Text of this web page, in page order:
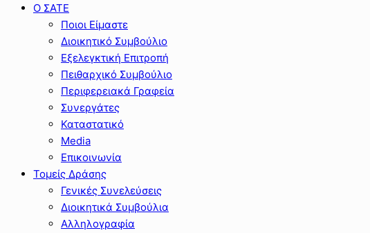
Ο ΣΑΤΕ
Ποιοι Είμαστε
Διοικητικό Συμβούλιο
Εξελεγκτική Επιτροπή
Πειθαρχικό Συμβούλιο
Περιφερειακά Γραφεία
Συνεργάτες
Καταστατικό
Media
Επικοινωνία
Τομείς Δράσης
Γενικές Συνελεύσεις
Διοικητικά Συμβούλια
Αλληλογραφία